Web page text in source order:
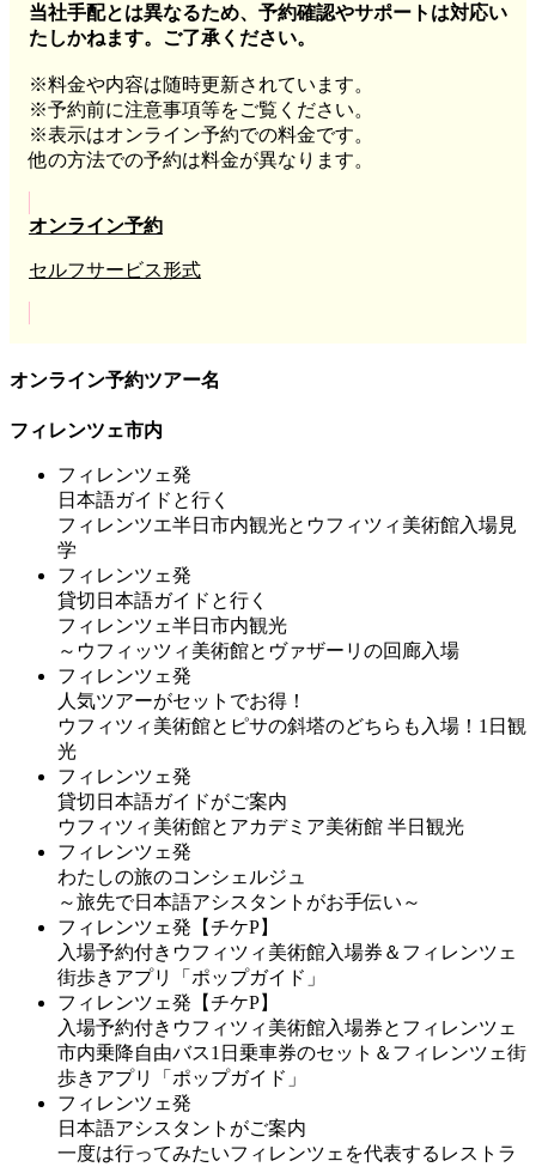
当社手配とは異なるため、予約確認やサポートは対応い
たしかねます。ご了承ください。
※料金や内容は随時更新されています。
※予約前に注意事項等をご覧ください。
※表示はオンライン予約での料金です。
他の方法での予約は料金が異なります。
オンライン予約
セルフサービス形式
オンライン予約ツアー名
フィレンツェ市内
フィレンツェ発
日本語ガイドと行く
フィレンツエ半日市内観光とウフィツィ美術館入場見
学
フィレンツェ発
貸切日本語ガイドと行く
フィレンツェ半日市内観光
～ウフィッツィ美術館とヴァザーリの回廊入場
フィレンツェ発
人気ツアーがセットでお得！
ウフィツィ美術館とピサの斜塔のどちらも入場！1日観
光
フィレンツェ発
貸切日本語ガイドがご案内
ウフィツィ美術館とアカデミア美術館 半日観光
フィレンツェ発
わたしの旅のコンシェルジュ
～旅先で日本語アシスタントがお手伝い～
フィレンツェ発【チケP】
入場予約付きウフィツィ美術館入場券＆フィレンツェ
街歩きアプリ「ポップガイド」
フィレンツェ発【チケP】
入場予約付きウフィツィ美術館入場券とフィレンツェ
市内乗降自由バス1日乗車券のセット＆フィレンツェ街
歩きアプリ「ポップガイド」
フィレンツェ発
日本語アシスタントがご案内
一度は行ってみたいフィレンツェを代表するレストラ